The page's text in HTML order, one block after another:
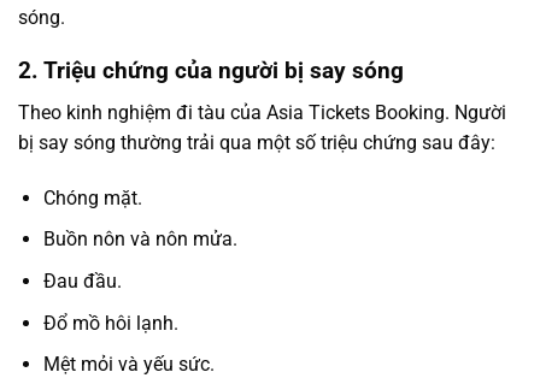
sóng.
2. Triệu chứng của người bị say sóng
Theo kinh nghiệm đi tàu của Asia Tickets Booking. Người
bị say sóng thường trải qua một số triệu chứng sau đây:
Chóng mặt.
Buồn nôn và nôn mửa.
Đau đầu.
Đổ mồ hôi lạnh.
Mệt mỏi và yếu sức.